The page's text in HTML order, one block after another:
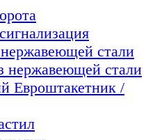
стали
нержавеющей стали
Евроштакетник /